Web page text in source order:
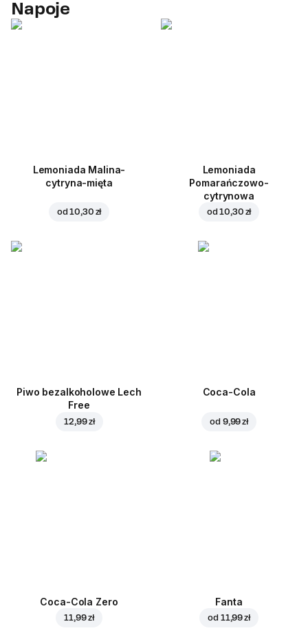
Napoje
Lemoniada Malina-
cytryna-mięta
od10,30 zł
Lemoniada
Pomarańczowo-
cytrynowa
od10,30 zł
Piwo bezalkoholowe Lech
Free
12,99 zł
Coca-Cola
od 9,99 zł
Coca-Cola Zero
11,99 zł
Fanta
od 11,99 zł